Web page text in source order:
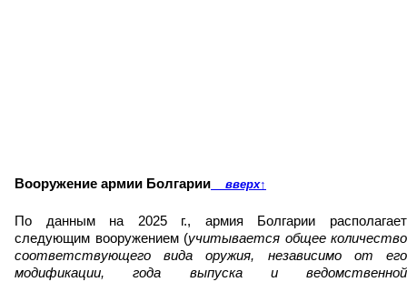
Вооружение армии Болгарии вверх↑
По данным на 2025 г., армия Болгарии располагает
следующим вооружением (учитывается общее количество
соответствующего вида оружия, независимо от его
модификации, года выпуска и ведомственной